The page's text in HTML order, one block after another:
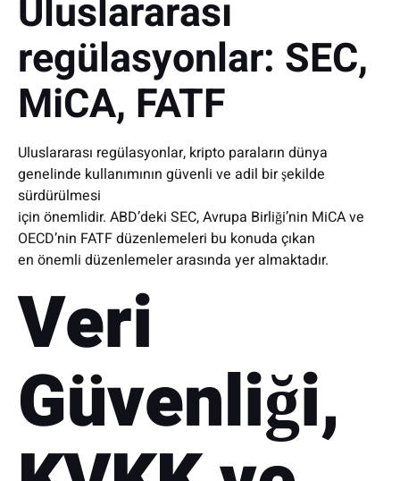
Uluslararası
regülasyonlar: SEC,
MiCA, FATF
Uluslararası regülasyonlar, kripto paraların dünya
genelinde kullanımının güvenli ve adil bir şekilde
sürdürülmesi
için önemlidir. ABD’deki SEC, Avrupa Birliği’nin MiCA ve
OECD’nin FATF düzenlemeleri bu konuda çıkan
en önemli düzenlemeler arasında yer almaktadır.
Veri
Güvenliği,